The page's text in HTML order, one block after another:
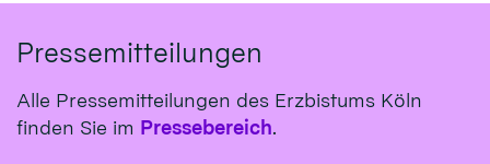
Pressemitteilungen
Alle Pressemitteilungen des Erzbistums Köln
finden Sie im Pressebereich.